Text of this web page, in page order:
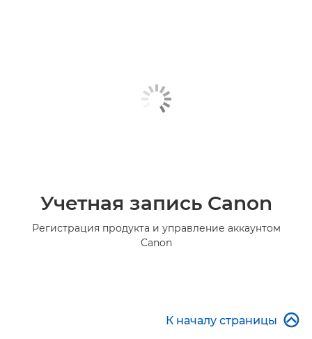
Учетная запись Canon
Регистрация продукта и управление аккаунтом
Canon
К началу страницы 